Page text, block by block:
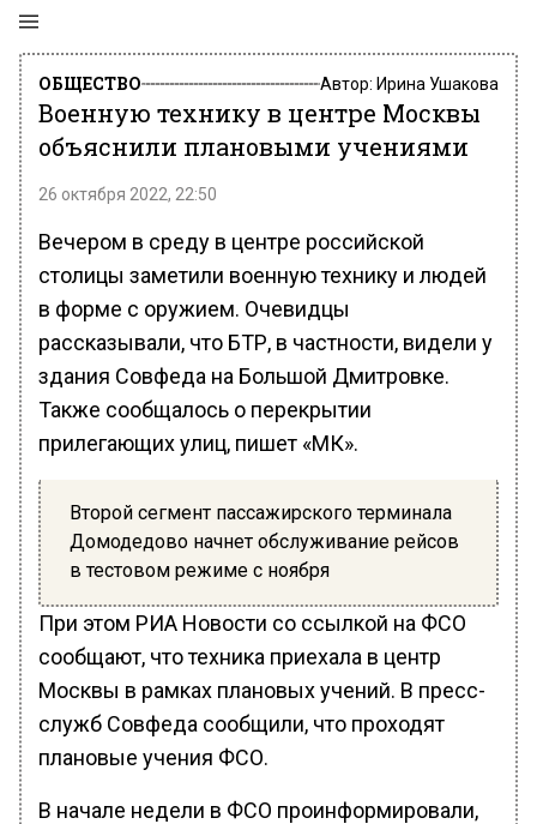
ОБЩЕСТВО Автор: Ирина Ушакова
Военную технику в центре Москвы
объяснили плановыми учениями
26 октября 2022, 22:50
Вечером в среду в центре российской
столицы заметили военную технику и людей
в форме с оружием. Очевидцы
рассказывали, что БТР, в частности, видели у
здания Совфеда на Большой Дмитровке.
Также сообщалось о перекрытии
прилегающих улиц, пишет «МК».
Второй сегмент пассажирского терминала
Домодедово начнет обслуживание рейсов
в тестовом режиме с ноября
При этом РИА Новости со ссылкой на ФСО
сообщают, что техника приехала в центр
Москвы в рамках плановых учений. В пресс-
служб Совфеда сообщили, что проходят
плановые учения ФСО.
В начале недели в ФСО проинформировали,